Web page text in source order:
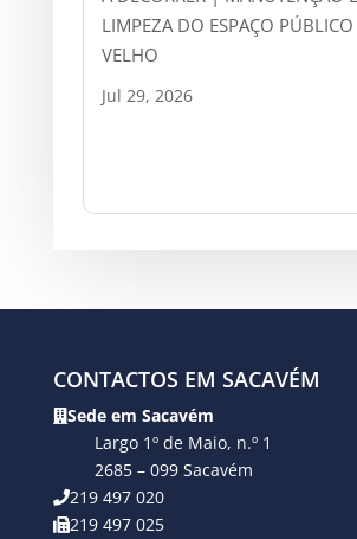
LIMPEZA DO ESPAÇO
VELHO
Jul 29, 2026
CONTACTOS EM SACAVÉM
Sede em Sacavém
Largo 1º de Maio, n.º 1
2685 – 099 Sacavém
219 497 020
219 497 025